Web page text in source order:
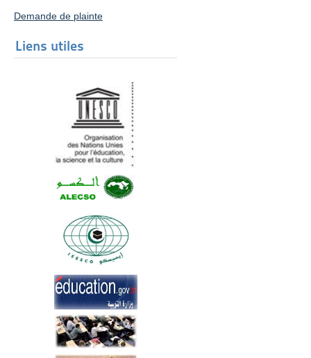
Demande de plainte
Liens utiles